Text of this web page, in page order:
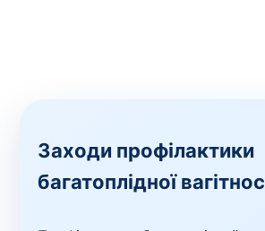
Заходи профілактики
багатоплідної